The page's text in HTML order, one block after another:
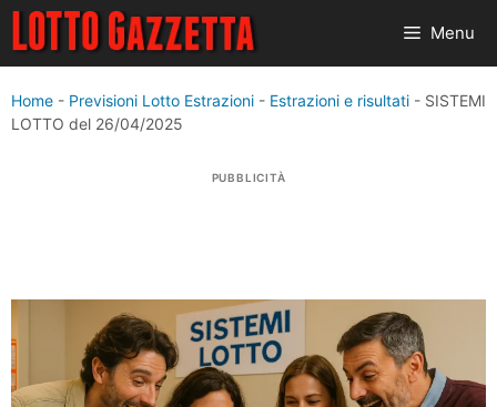
Vai
contenuto
Menu
Home - Previsioni Lotto Estrazioni - Estrazioni e risultati - SISTEMI
LOTTO del 26/04/2025
PUBBLICITÀ